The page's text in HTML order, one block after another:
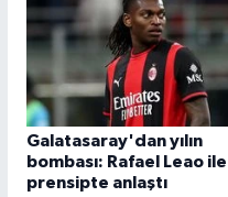
Galatasaray'dan yılın
bombası: Rafael Leao ile
prensipte anlaştı